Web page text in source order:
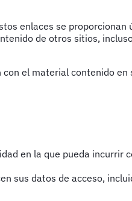
enlaces se proporcionan
de otros sitios,
el material contenido
en la que pueda incurrir
sus datos de acceso,